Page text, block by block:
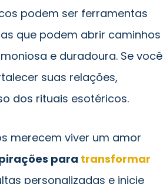
podem ser ferramentas
que podem abrir caminhos
e duradoura. Se você
suas relações,
dos rituais esotéricos.
merecem viver um amor
para transformar
personalizadas e inicie